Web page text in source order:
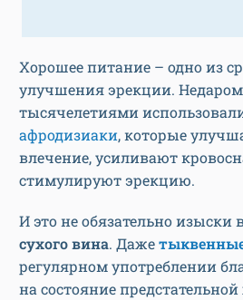
Хорошее питание – одно из
улучшения эрекции.
тысячелетиями
афродизиаки, которые
влечение, усиливают
стимулируют эрекцию.
И это не обязательно изыски
сухого вина. Даже
регулярном употреблении
на состояние